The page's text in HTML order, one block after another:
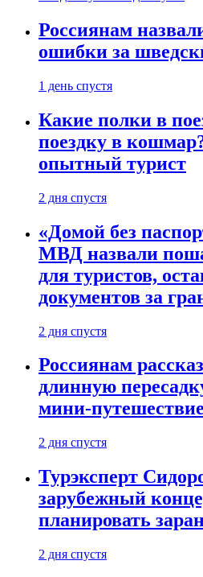
Россиянам
ошибки за
1 день спустя
Какие полки в
поездку в
опытный турист
2 дня спустя
«Домой без
МВД назвали
для туристов,
документов за
2 дня спустя
Россиянам
длинную
мини-путешествие
2 дня спустя
Турэксперт
зарубежный
планировать
2 дня спустя